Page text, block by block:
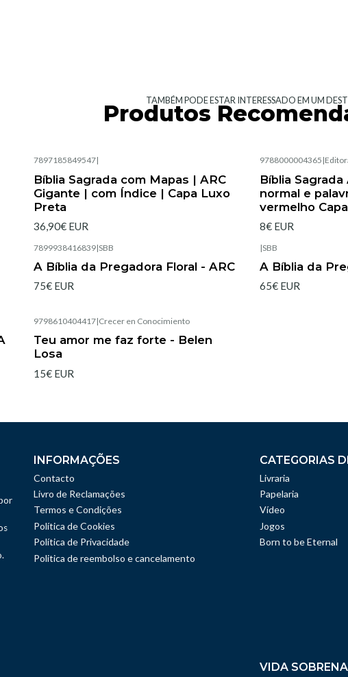
TAMBÉM PODE ESTAR INTERESSADO EM UM
Produtos
7897185849547|
Bíblia Sagrada com Mapas | ARC
Gigante | com Índice | Capa Luxo
Preta
36,90€ EUR
9788000004365 |
Bíblia
normal e
vermelho
8€ EUR
7899938416839|SBB
A Bíblia da Pregadora Floral - ARC
75€ EUR
|SBB
A Bíblia da
65€ EUR
9798610404417|Crecer en Conocimiento
Teu amor me faz forte - Belen
Losa
15€ EUR
INFORMAÇÕES
Contacto
Livro de Reclamações
Termos e Condições
Política de Cookies
Política de Privacidade
Politica de reembolso e cancelamento
CATEGORIAS
Livraria
Papelaria
Vídeo
Jogos
Born to be Eternal
VIDA